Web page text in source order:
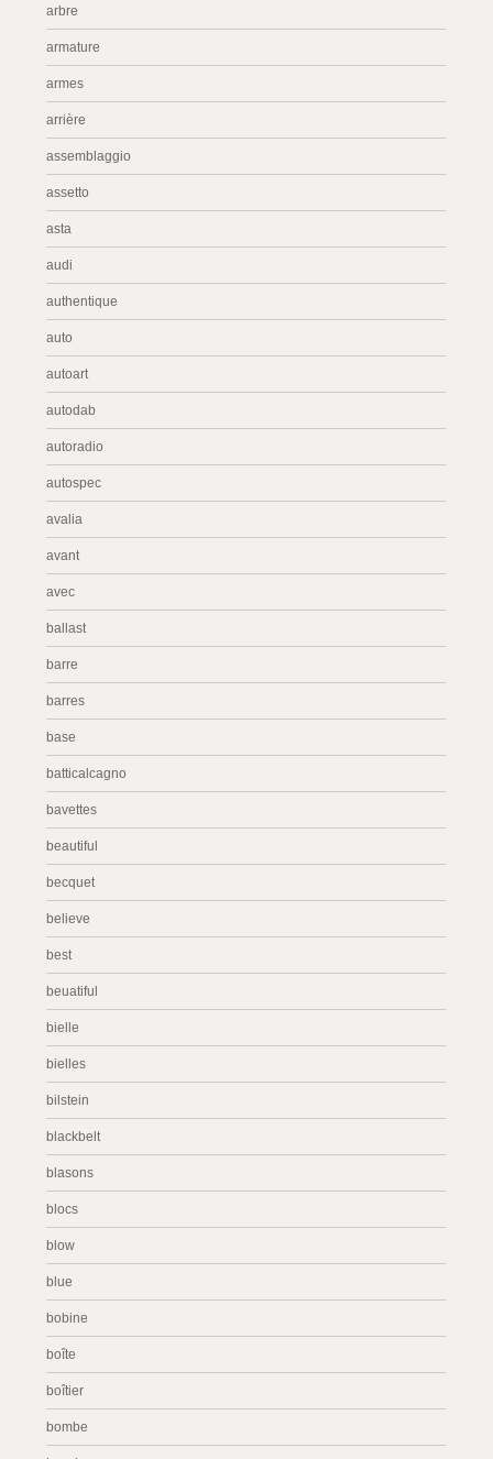
arbre
armature
armes
arrière
assemblaggio
assetto
asta
audi
authentique
auto
autoart
autodab
autoradio
autospec
avalia
avant
avec
ballast
barre
barres
base
batticalcagno
bavettes
beautiful
becquet
believe
best
beuatiful
bielle
bielles
bilstein
blackbelt
blasons
blocs
blow
blue
bobine
boîte
boîtier
bombe